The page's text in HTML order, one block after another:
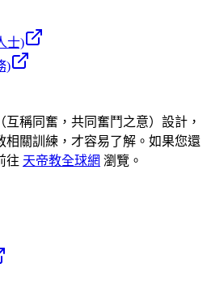
士)
)
稱同奮，共同奮鬥之意）設計，
相關訓練，才容易了解。如果您還
往 天帝教全球網 瀏覽。